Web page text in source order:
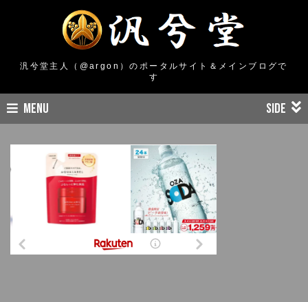
汎兮堂主人（@argon）のポータルサイト＆メインブログで
す
MENU SIDE